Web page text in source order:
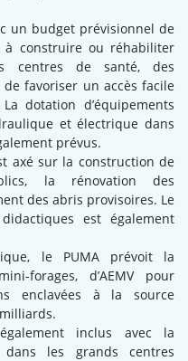
un budget prévisionnel de
construire ou réhabiliter
centres de santé, des
favoriser un accès facile
dotation d’équipements
et électrique dans
prévus.
axé sur la construction de
la rénovation des
des abris provisoires. Le
est également
le PUMA prévoit la
forages, d’AEMV pour
enclavées à la source
inclus avec la
dans les grands centres